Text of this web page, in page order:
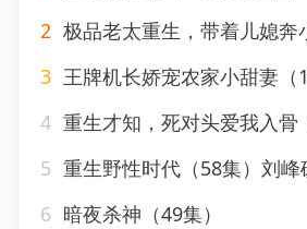
2 极品老太重生，带着儿媳奔小康（65集
3 王牌机长娇宠农家小甜妻（150
4 重生才知，死对头爱我入骨（81集
5 重生野性时代（58集）刘
6 暗夜杀神（49集）